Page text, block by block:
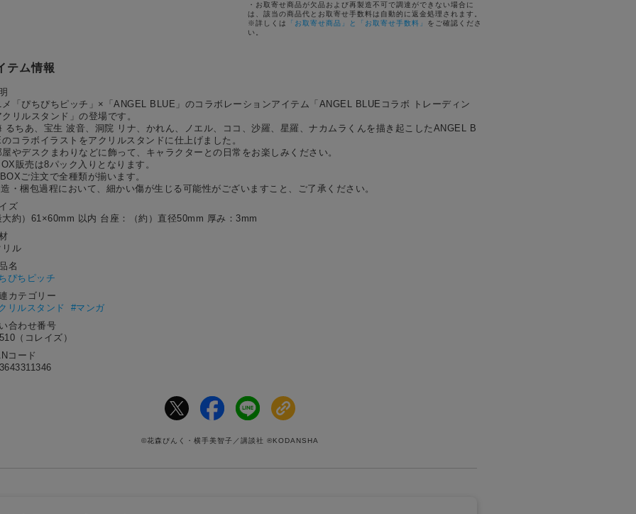
・お取寄せ商品が欠品および再製造不可で調達ができない場合に
は、該当の商品代とお取寄せ手数料は自動的に返金処理されます。
※詳しくは
「お取寄せ商品」と「お取寄せ手数料」
をご確認くださ
い。
テム情報
メ「ぴちぴちピッチ」×「ANGEL BLUE」のコラボレーションアイテム「ANGEL BLUEコラボ トレーディン
リルスタンド」の登場です。
るちあ、宝生 波音、洞院 リナ、かれん、ノエル、ココ、沙羅、星羅、ナカムラくんを描き起こしたANGEL B
コラボイラストをアクリルスタンドに仕上げました。
屋やデスクまわりなどに飾って、キャラクターとの日常をお楽しみください。
販売は8パック入りとなります。
ご注文で全種類が揃います。
・梱包過程において、細かい傷が生じる可能性がございますこと、ご了承ください。
ズ
大約）61×60mm 以内 台座：（約）直径50mm 厚み：3mm
リル
名
ぴちピッチ
カテゴリー
リルスタンド
#マンガ
合わせ番号
（コレイズ）
コード
©花森ぴんく・横手美智子／講談社 ®KODANSHA